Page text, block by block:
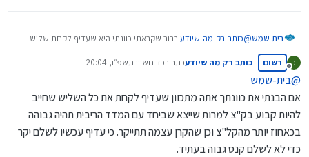
בית שמש@כותב-רק-מה-שיודעברור שקראתי כוונתי היא שעדיף לקחת שליש
הריביות למחזר ולעשות את הקבועה לא צמודה ולא נצטרך לשלם קנס
גבוהה במיחזור, מה לא מובן?
כ
מנותק
רשום כותב רק מה שיודעכתב בכד חשוון תשפ״ו, 20:04
נערך לאחרונה על ידי
@בית-שמש
אם הבנתי את כוונתך אתה מתכוון שעדיף לקחת את כל השליש שחייב
להיות קבוע בק"צ למרות שייצא שביחד עם המדד הריבית תהיה גבוהה
בכאחוז יותר מהקל"צ וכן שהקרן עצמה תתייקר. כי עדיף עכשיו לשלם יקר
כדי לא לשלם קנס גבוה בעתיד.